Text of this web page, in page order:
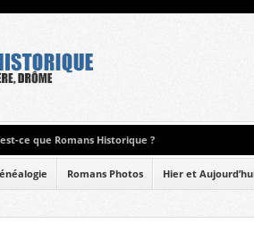
ce que Romans Historique ?
Romans Photos Hier et